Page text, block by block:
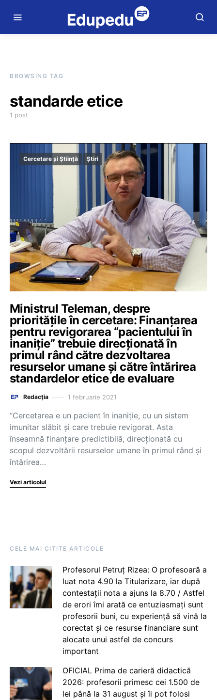
BROWSING TAG
standarde etice
1 post
Cercetare și Știință Știri
Ministrul Teleman, despre
prioritățile în cercetare: Finanțarea
pentru revigorarea “pacientului în
inaniție” trebuie direcționată în
primul rând către dezvoltarea
resurselor umane și către întărirea
standardelor etice de evaluare
Redacția 1 februarie 2021
“Cercetarea e un pacient în inaniție, cu un sistem
imunitar slăbit și care trebuie revigorat. Asta
înseamnă finanțare predictibilă, direcționată cu
scopul dezvoltării resurselor umane în primul rând și
întărirea…
Vezi articolul
CELE MAI CITITE ARTICOLE
Profesorul Petruț Rizea: O profesoară a
luat nota 4.90 la Titularizare, iar după
contestații nota a ajuns la 8.70 / Astfel
de erori îmi arată ce entuziasmați sunt
profesorii buni, cu experiență să vină la
corectat și ce resurse financiare sunt
alocate unui astfel de concurs
important
OFICIAL Prima de carieră didactică
2026: profesorii primesc cei 1.500 de
lei până la 31 august și îi pot folosi